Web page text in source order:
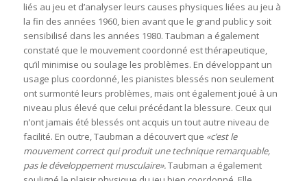
liés au jeu et d’analyser leurs causes physiques liées au jeu à
la fin des années 1960, bien avant que le grand public y soit
sensibilisé dans les années 1980. Taubman a également
constaté que le mouvement coordonné est thérapeutique,
qu’il minimise ou soulage les problèmes. En développant un
usage plus coordonné, les pianistes blessés non seulement
ont surmonté leurs problèmes, mais ont également joué à un
niveau plus élevé que celui précédant la blessure. Ceux qui
n’ont jamais été blessés ont acquis un tout autre niveau de
facilité. En outre, Taubman a découvert que «c’est le
mouvement correct qui produit une technique remarquable,
pas le développement musculaire».Taubman a également